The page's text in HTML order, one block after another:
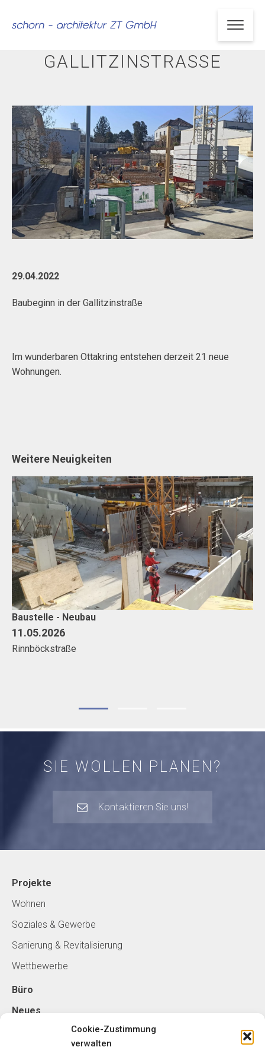
Cookie-Zustimmung
verwalten
GALLITZINSTRASSE
29.04.2022
Baubeginn in der Gallitzinstraße
Im wunderbaren Ottakring entstehen derzeit 21 neue
Wohnungen.
Weitere Neuigkeiten
Baustelle - Neubau
11.05.2026
Rinnböckstraße
SIE WOLLEN PLANEN?
Kontaktieren Sie uns!
Projekte
Wohnen
Soziales & Gewerbe
Sanierung & Revitalisierung
Wettbewerbe
Büro
Neues